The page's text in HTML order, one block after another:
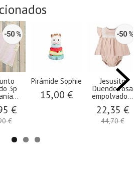
-50 %
3p
€
€
Pirámide Sophie
15,00 €
-50 %
Jesusito
Duende rosa
empolvado...
22,35 €
44,70 €